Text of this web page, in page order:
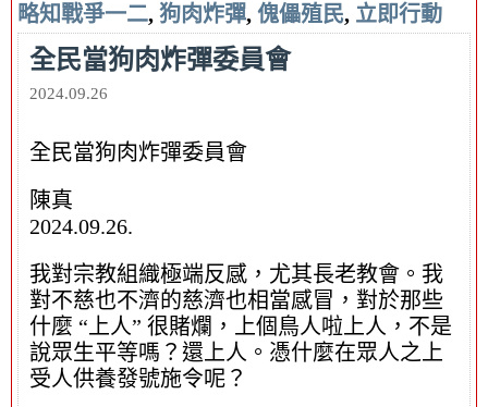
略知戰爭一二, 狗肉炸彈, 傀儡殖民, 立即行動
全民當狗肉炸彈委員會
2024.09.26
全民當狗肉炸彈委員會
陳真
2024.09.26.
我對宗教組織極端反感，尤其長老教會。我
對不慈也不濟的慈濟也相當感冒，對於那些
什麼 “上人” 很賭爛，上個鳥人啦上人，不是
說眾生平等嗎？還上人。憑什麼在眾人之上
受人供養發號施令呢？